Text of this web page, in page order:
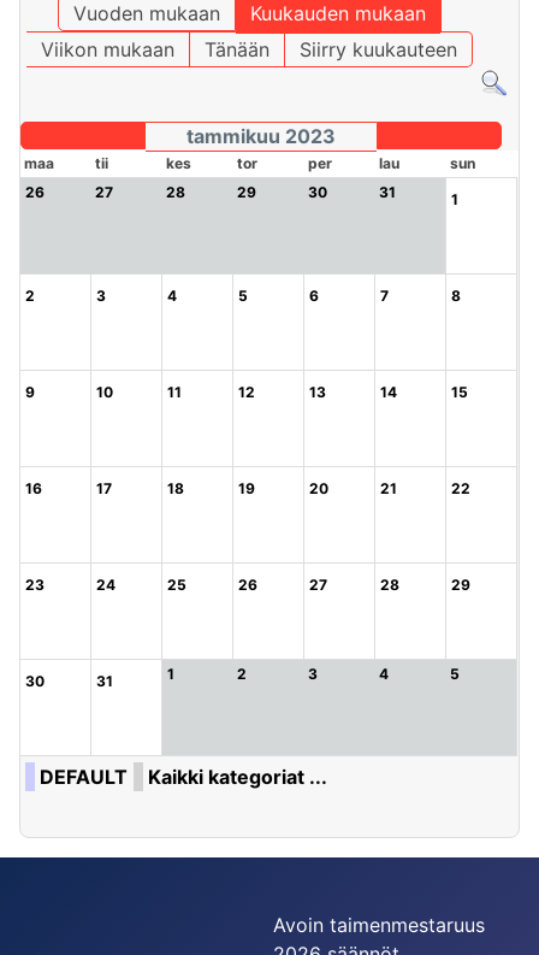
Vuoden mukaan
Kuukauden mukaan
Viikon mukaan
Tänään Siirry kuukauteen
tammikuu 2023
maa tii kes tor per lau
sun
26
27 28 29 30 31 1
2 3 4 5 6 7 8
9 10 11 12 13 14 15
16 17 18 19 20 21 22
23 24 25 26 27 28 29
30 31 1 2 3 4 5
DEFAULT Kaikki kategoriat ...
Avoin taimenmestaruus